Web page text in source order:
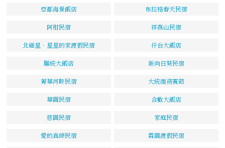
亞都海景飯店 布拉格春天民宿
阿柑民宿 祥燕山民宿
北極星．星星的家渡假民宿 仟台大飯店
聯統大飯店 新向日葵民宿
菁華河畔民宿 大統商務賓館
華園民宿 合歡大飯店
慈園民宿 家庭民宿
愛的真締民宿 霖園渡假民宿